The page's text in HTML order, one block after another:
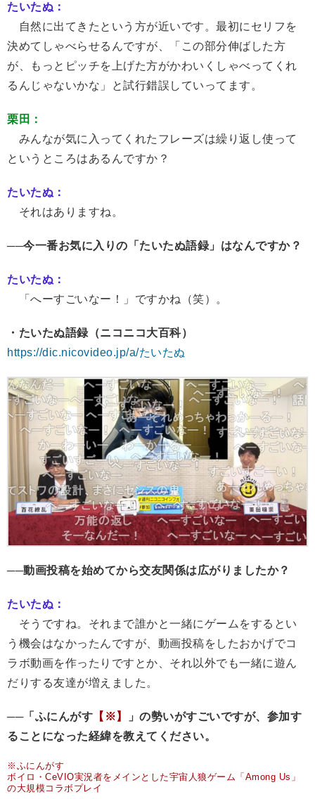
たいたぬ：
自然に出てきたという方が近いです。最初にセリフを
決めてしゃべらせるんですが、「この部分伸ばした方
が、もっとピッチを上げた方がかわいくしゃべってくれ
るんじゃないかな」と試行錯誤していってます。
栗田：
みんなが気に入ってくれたフレーズは繰り返し使って
というところはあるんですか？
たいたぬ：
それはありますね。
──今一番お気に入りの「たいたぬ語録」はなんですか？
たいたぬ：
「へーすごいなー！」ですかね（笑）。
・たいたぬ語録（ニコニコ大百科）
https://dic.nicovideo.jp/a/たいたぬ
──動画投稿を始めてから交友関係は広がりましたか？
たいたぬ：
そうですね。それまで誰かと一緒にゲームをするとい
う機会はなかったんですが、動画投稿をしたおかげでコ
ラボ動画を作ったりですとか、それ以外でも一緒に遊ん
だりする友達が増えました。
──「ふにんがす 【※】
」の勢いがすごいですが、参加す
ることになった経緯を教えてください。
※ふにんがす
ボイロ・CeVIO実況者をメインとした宇宙人狼ゲーム「Among Us」
の大規模コラボプレイ